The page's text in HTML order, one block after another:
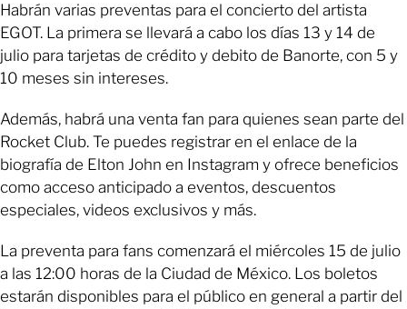
Habrán varias preventas para el concierto del artista
EGOT. La primera se llevará a cabo los días 13 y 14 de
julio para tarjetas de crédito y debito de Banorte, con 5 y
10 meses sin intereses.
Además, habrá una venta fan para quienes sean parte del
Rocket Club. Te puedes registrar en el enlace de la
biografía de Elton John en Instagram y ofrece beneficios
como acceso anticipado a eventos, descuentos
especiales, videos exclusivos y más.
La preventa para fans comenzará el miércoles 15 de julio
a las 12:00 horas de la Ciudad de México. Los boletos
estarán disponibles para el público en general a partir del